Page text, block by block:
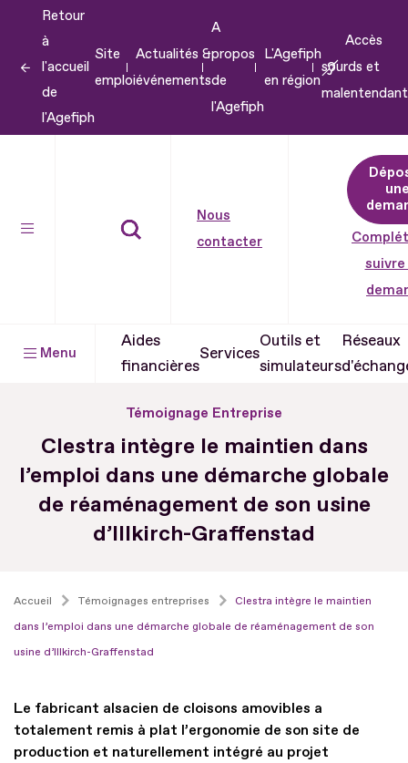
contenu
Retour
à
l'accueil
de
l'Agefiph
Site
emploi
Actualités &
événements
A
propos
de
l'Agefiph
L'Agefiph
en région
Accès
sourds et
Nous
contacter
suivre
Menu
Aides
financières
Services
Outils et
simulateurs
Réseaux
Témoignage Entreprise
Clestra intègre le maintien dans
l’emploi dans une démarche globale
de réaménagement de son usine
d’Illkirch-Graffenstad
Accueil Témoignages entreprises
Clestra intègre le maintien
dans l’emploi dans une démarche globale de réaménagement de son
usine d’Illkirch-Graffenstad
Le fabricant alsacien de cloisons amovibles a
totalement remis à plat l’ergonomie de son site de
production et naturellement intégré au projet